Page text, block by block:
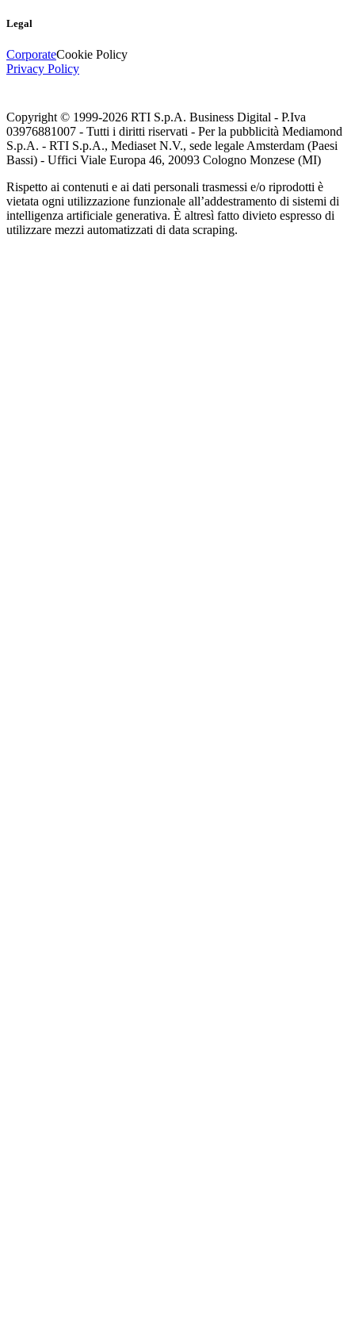
Legal
CorporateCookie Policy
Privacy Policy
Copyright © 1999-2026 RTI S.p.A. Business Digital - P.Iva
03976881007 - Tutti i diritti riservati - Per la pubblicità Mediamond
S.p.A. - RTI S.p.A., Mediaset N.V., sede legale Amsterdam (Paesi
Bassi) - Uffici Viale Europa 46, 20093 Cologno Monzese (MI)
Rispetto ai contenuti e ai dati personali trasmessi e/o riprodotti è
vietata ogni utilizzazione funzionale all’addestramento di sistemi di
intelligenza artificiale generativa. È altresì fatto divieto espresso di
utilizzare mezzi automatizzati di data scraping.